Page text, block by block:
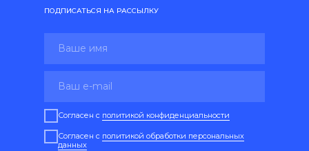
Согласен с политикой конфиденциальности
Согласен с политикой обработки персональных
данных
ПОДПИСАТЬСЯ НА РАССЫЛКУ